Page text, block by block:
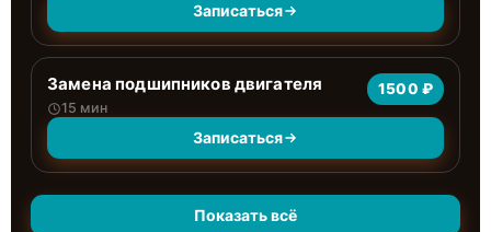
Записаться
Замена подшипников двигателя
15 мин
1500 ₽
Записаться
Показать всё